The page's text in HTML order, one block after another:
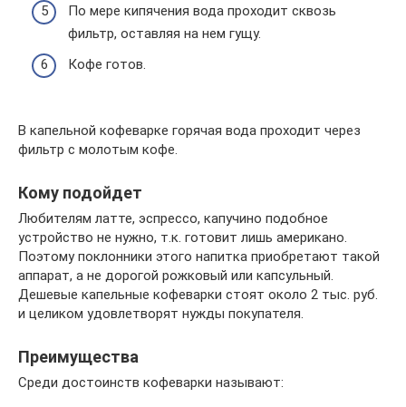
По мере кипячения вода проходит сквозь
фильтр, оставляя на нем гущу.
Кофе готов.
В капельной кофеварке горячая вода проходит через
фильтр с молотым кофе.
Кому подойдет
Любителям латте, эспрессо, капучино подобное
устройство не нужно, т.к. готовит лишь американо.
Поэтому поклонники этого напитка приобретают такой
аппарат, а не дорогой рожковый или капсульный.
Дешевые капельные кофеварки стоят около 2 тыс. руб.
и целиком удовлетворят нужды покупателя.
Преимущества
Среди достоинств кофеварки называют: